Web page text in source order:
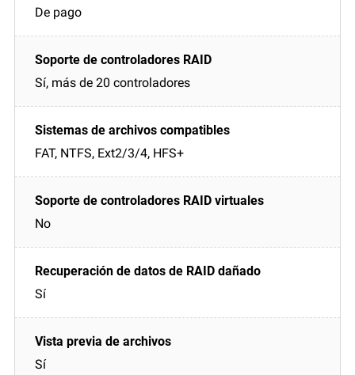
De pago
Sí, más de 20 controladores
FAT, NTFS, Ext2/3/4, HFS+
No
Sí
Sí